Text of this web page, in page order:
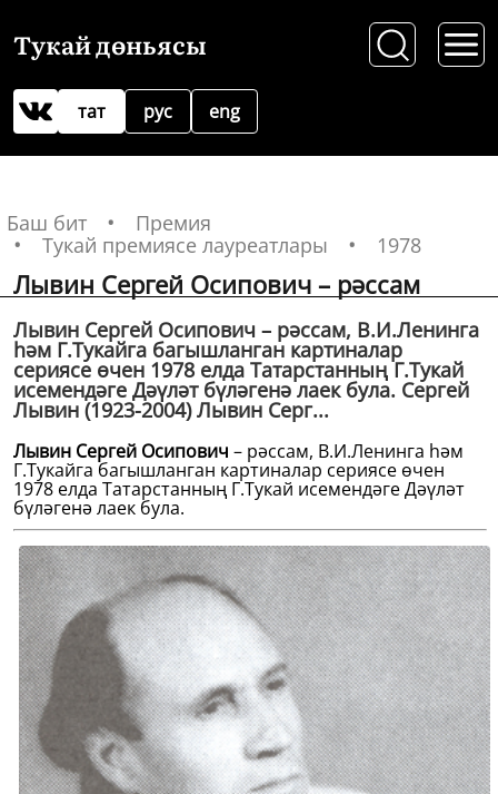
Тукай дөньясы
рус
тат eng
Баш бит
Премия
Тукай премиясе лауреатлары
1978
Лывин Сергей Осипович – рәссам
Лывин Сергей Осипович – рәссам, В.И.Ленинга
һәм Г.Тукайга багышланган картиналар
сериясе өчен 1978 елда Татарстанның Г.Тукай
исемендәге Дәүләт бүләгенә лаек була. Сергей
Лывин (1923-2004) Лывин Серг...
Лывин Сергей Осипович – рәссам, В.И.Ленинга һәм
Г.Тукайга багышланган картиналар сериясе өчен
1978 елда Татарстанның Г.Тукай исемендәге Дәүләт
бүләгенә лаек була.